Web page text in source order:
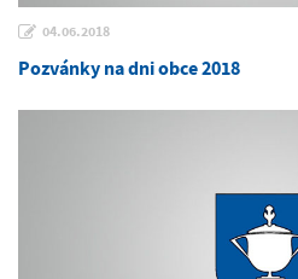
04.06.2018
Pozvánky na dni obce 2018